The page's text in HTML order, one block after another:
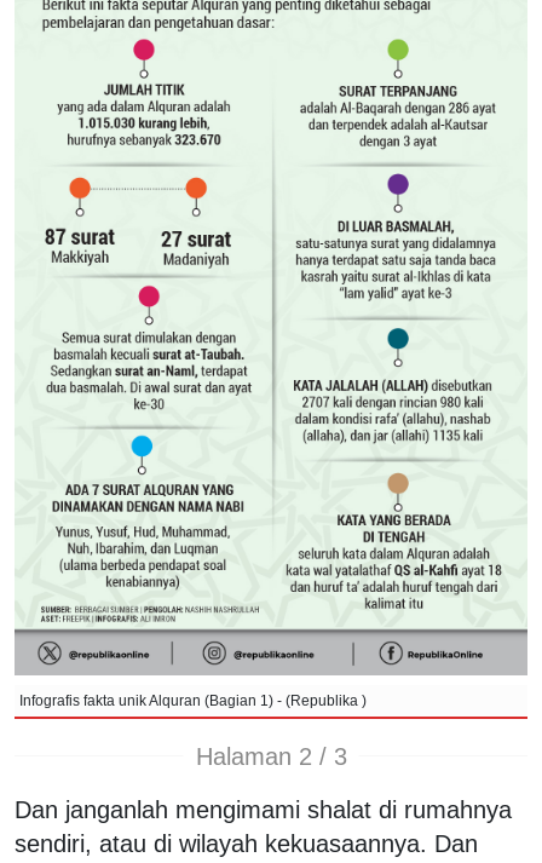
Infografis fakta unik Alquran (Bagian 1) - (Republika )
Halaman 2 / 3
Dan janganlah mengimami shalat di rumahnya
sendiri, atau di wilayah kekuasaannya. Dan